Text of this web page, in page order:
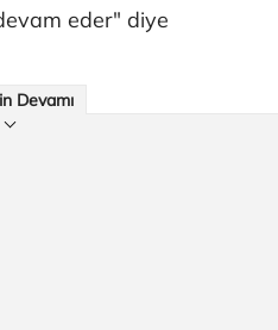
eder" diye
Devamı